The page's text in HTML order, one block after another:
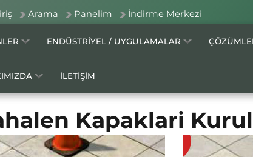
Arama Panelim İndirme Merkezi
ENDÜSTRİYEL / UYGULAMALAR
İLETİŞİM
Kapaklari